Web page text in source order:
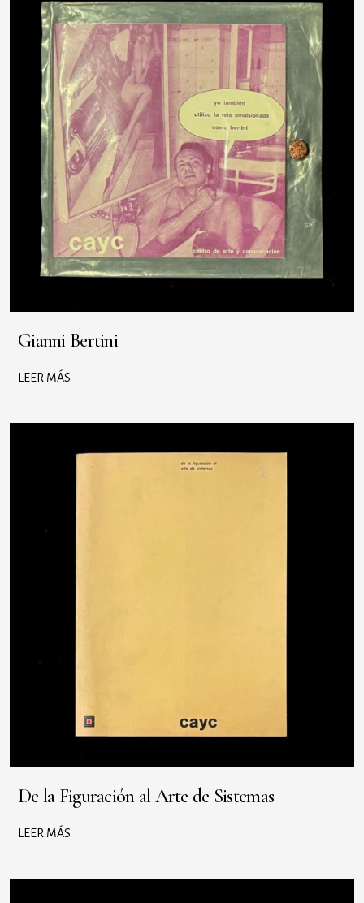
Gianni Bertini
LEER MÁS
De la Figuración al Arte de Sistemas
LEER MÁS